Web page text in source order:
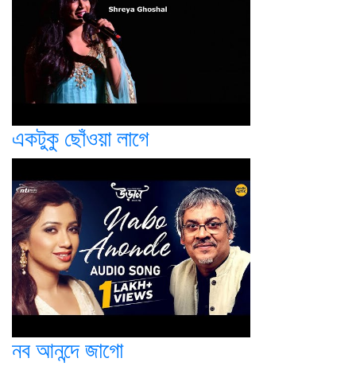
একটুকু ছোঁওয়া লাগে
নব আনন্দে জাগো